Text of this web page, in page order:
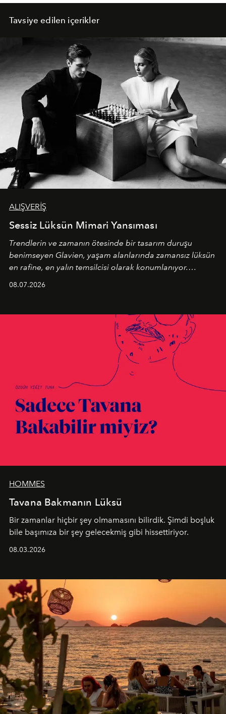
Tavsiye edilen içerikler
ALIŞVERİŞ
Sessiz Lüksün Mimari Yansıması
Trendlerin ve zamanın ötesinde bir tasarım duruşu
benimseyen Glavien, yaşam alanlarında zamansız lüksün
en rafine, en yalın temsilcisi olarak konumlanıyor.
08.07.2026
HOMMES
Tavana Bakmanın Lüksü
Bir zamanlar hiçbir şey olmamasını bilirdik. Şimdi boşluk
bile başımıza bir şey gelecekmiş gibi hissettiriyor.
08.03.2026